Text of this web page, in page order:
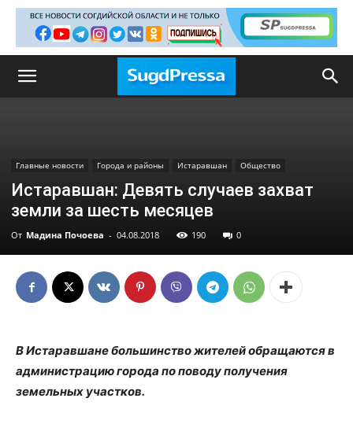
Главные новости Города и районы Истаравшан Общество
Истаравшан: Девять случаев захват
земли за шесть месяцев
От Мадина Почоева - 04.08.2018 190 0
В Истаравшане большинство жителей обращаются в
администрацию города по поводу получения
земельных участков.